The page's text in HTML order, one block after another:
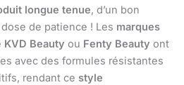
longue tenue, d’un bon
de patience ! Les marques
KVD Beauty ou Fenty Beauty ont
avec des formules résistantes
rendant ce style